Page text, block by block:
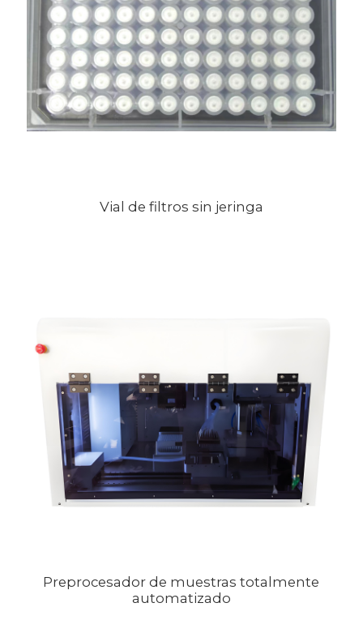
Vial de filtros sin jeringa
Preprocesador de muestras totalmente
automatizado